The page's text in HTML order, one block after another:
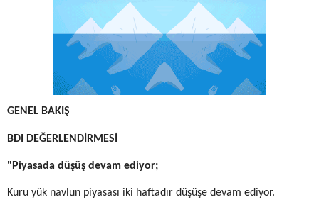
GENEL BAKIŞ
BDI DEĞERLENDİRMESİ
"Piyasada düşüş devam ediyor;
Kuru yük navlun piyasası iki haftadır düşüşe devam ediyor.